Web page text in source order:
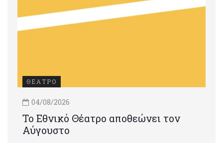
ΘΕΑΤΡΟ
04/08/2026
Το Εθνικό Θέατρο αποθεώνει τον
Αύγουστο